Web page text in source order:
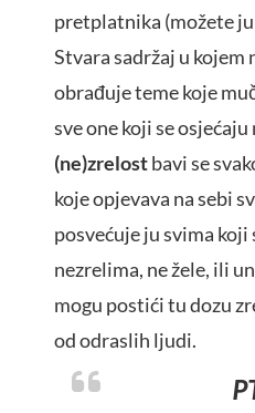
pretplatnika (možete
Stvara sadržaj u kojem
obrađuje teme koje
sve one koji se
(ne)zrelostbavi se
koje opjevava na sebi
posvećuje ju svima koji
nezrelima, ne žele, ili
mogu postići tu dozu
od odraslih ljudi.